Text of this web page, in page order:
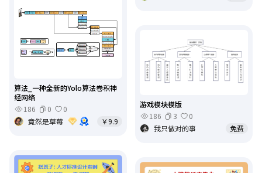
算法_一种全新的Yolo算法卷积神
经网络
186
0
0
竟然是草莓
￥9.9
游戏模块模版
186
3
0
我只做对的事
免费